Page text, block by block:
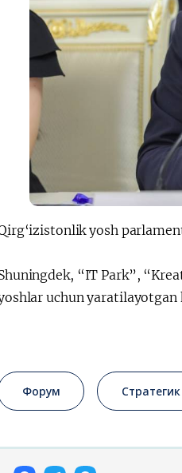
yosh
“IT Park”,
uchun
Форум